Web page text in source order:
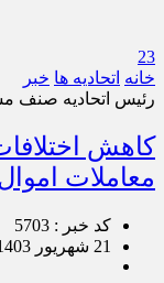
23
خانه اتحادیه ها خبر
رئیس اتحادیه صنف
کاهش
معاملات
کد خبر : 5703
21 شهریور 1403 - 10:45